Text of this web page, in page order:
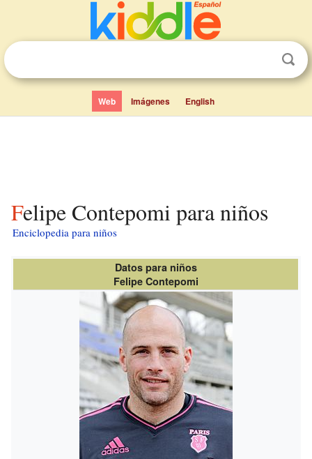
Web Imágenes English
Felipe Contepomi para niños
Enciclopedia para niños
Datos para niños
Felipe Contepomi